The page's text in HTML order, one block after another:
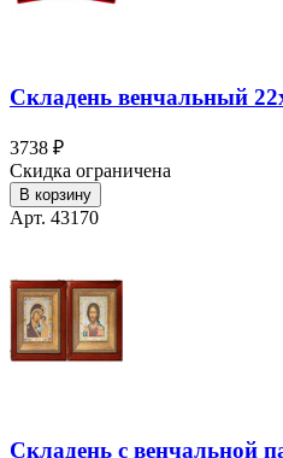
Складень венчальный
3738 ₽
Скидка ограничена
В корзину
Арт. 43170
Складень с венчальной